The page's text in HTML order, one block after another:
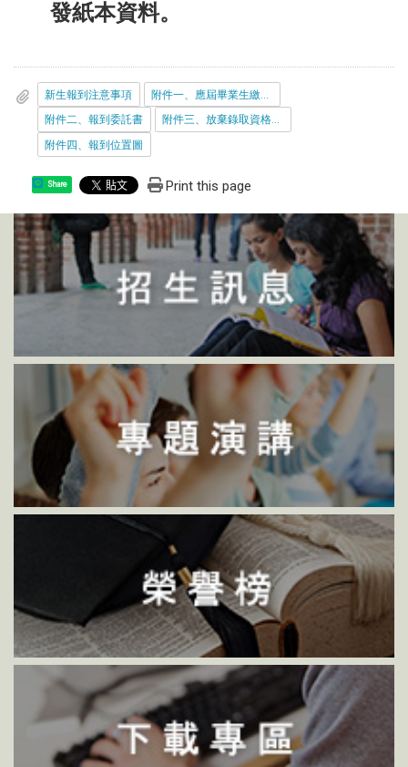
發紙本資料。
新生報到注意事項
附件二、報到委託書
附件三、放棄錄取資格切結書
附件四、報到位置圖
Share Print this page